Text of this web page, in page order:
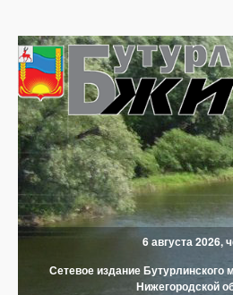
6 августа 2026,
Сетевое издание Бутурлинского
Нижегородской